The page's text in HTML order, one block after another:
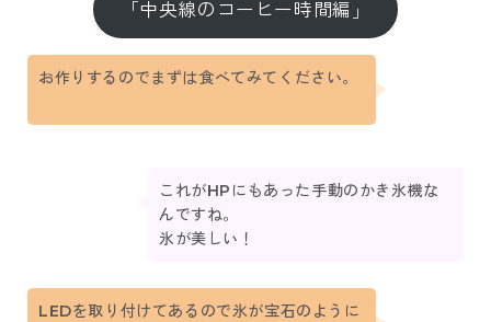
「中央線のコーヒー時間編」
お作りするのでまずは食べてみてください。
これがHPにもあった手動のかき氷機な
んですね。
氷が美しい！
LEDを取り付けてあるので氷が宝石のように